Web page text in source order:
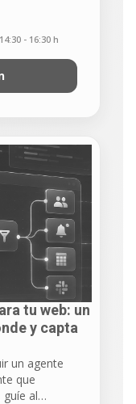
14:30 - 16:30 h
tu web: un
y capta
un agente
que
guíe al…